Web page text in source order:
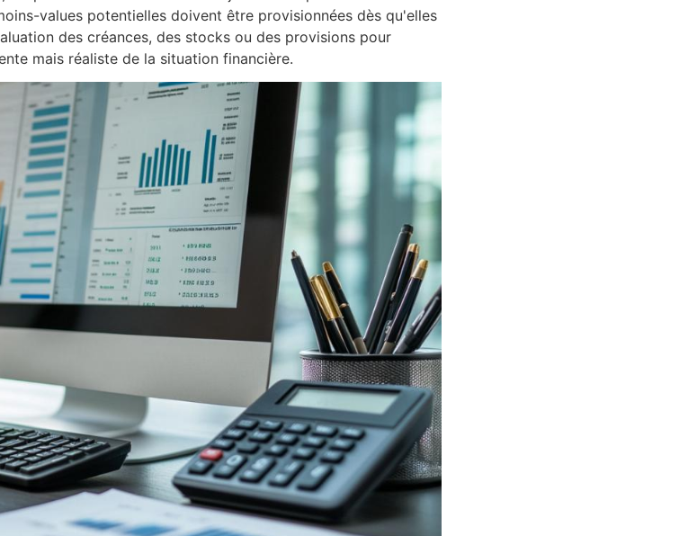
values potentielles doivent être provisionnées dès qu'elles
des créances, des stocks ou des provisions pour
mais réaliste de la situation financière.